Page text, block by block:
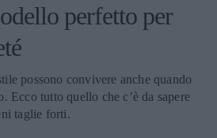
perfetto per
possono convivere anche quando
Ecco tutto quello che c’è da sapere
taglie forti.